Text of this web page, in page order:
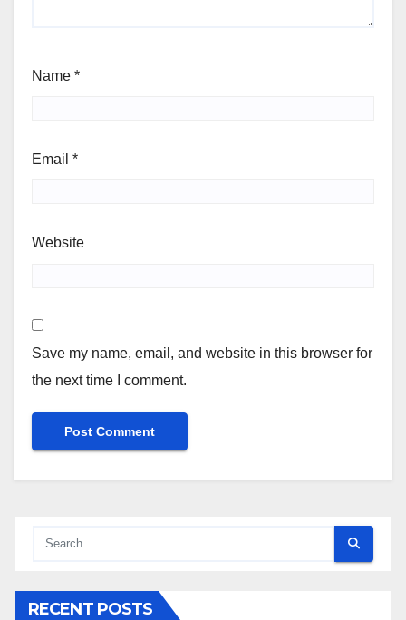
Name *
Email *
Website
Save my name, email, and website in this browser for
the next time I comment.
RECENT POSTS